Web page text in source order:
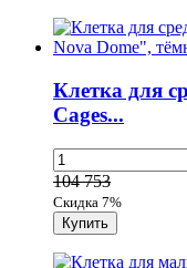
Клетка для
Cages...
104 753
Скидка 7%